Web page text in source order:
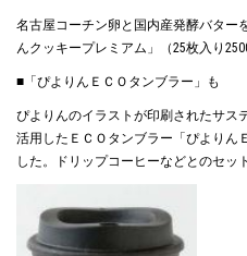
名古屋コーチン卵と国内産発酵バター
んクッキープレミアム」（25枚入り
■「ぴよりんＥＣＯタンブラー」も
ぴよりんのイラストが印刷されたサス
活用したＥＣＯタンブラー「ぴより
した。ドリップコーヒーなどとのセッ